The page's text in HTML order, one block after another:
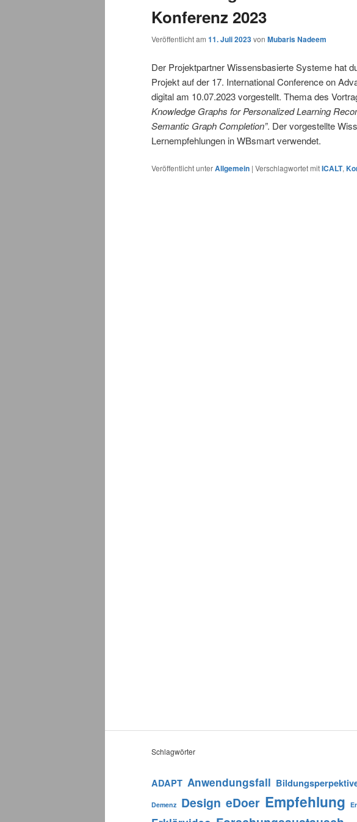
Konferenz 2023
Veröffentlicht am 11. Juli 2023von Mubaris Nadeem
Der Projektpartner Wissensbasierte Systeme hat
Projekt auf der 17. International Conference on
digital am 10.07.2023 vorgestellt. Thema des
Knowledge Graphs for Personalized Learning
Semantic Graph Completion”. Der vorgestellte
Lernempfehlungen in WBsmart verwendet.
Veröffentlicht unterAllgemein | Verschlagwortet mitICALT,
Schlagwörter
ADAPT Anwendungsfall
Demenz Design eDoer Empfehlung